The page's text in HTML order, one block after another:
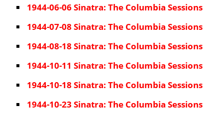
1944-06-06 Sinatra: The Columbia Sessions
1944-07-08 Sinatra: The Columbia Sessions
1944-08-18 Sinatra: The Columbia Sessions
1944-10-11 Sinatra: The Columbia Sessions
1944-10-18 Sinatra: The Columbia Sessions
1944-10-23 Sinatra: The Columbia Sessions